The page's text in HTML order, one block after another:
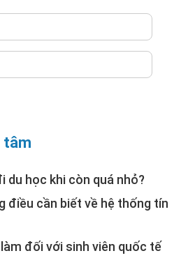
tâm
du học khi còn quá nhỏ?
điều cần biết về hệ thống tín
đối với sinh viên quốc tế